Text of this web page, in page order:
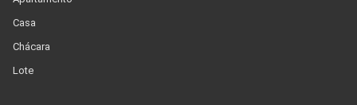
Casa
Chácara
Lote